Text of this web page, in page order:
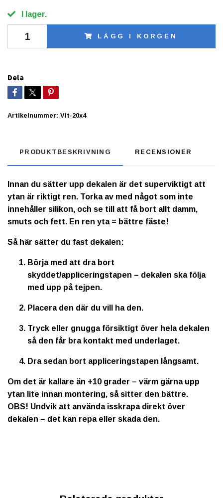
I lager.
LÄGG I KORGEN
Dela
Artikelnummer: Vit-20x4
PRODUKTBESKRIVNING RECENSIONER
Innan du sätter upp dekalen är det superviktigt att
ytan är riktigt ren. Torka av med något som inte
innehåller silikon, och se till att få bort allt damm,
smuts och fett. En ren yta = bättre fäste!
Så här sätter du fast dekalen:
Börja med att dra bort
skyddet/appliceringstapen – dekalen ska följa
med upp på tejpen.
Placera den där du vill ha den.
Tryck eller gnugga försiktigt över hela dekalen
så den får bra kontakt med underlaget.
Dra sedan bort appliceringstapen långsamt.
Om det är kallare än +10 grader – värm gärna upp
ytan lite innan montering, så sitter den bättre.
OBS! Undvik att använda isskrapa direkt över
dekalen – det kan repa eller skada den.